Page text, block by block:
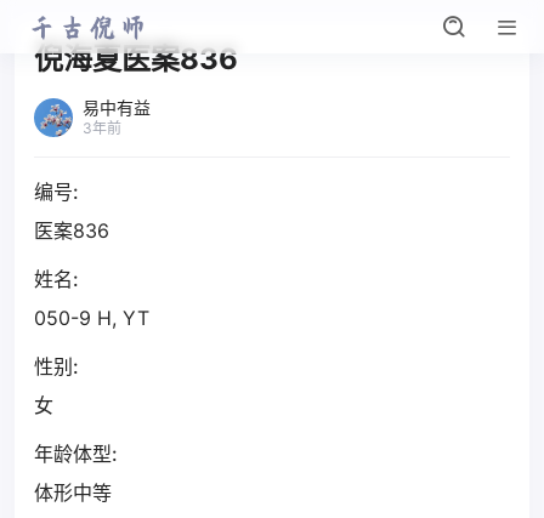
倪海夏医案836
易中有益
3年前
编号:
医案836
姓名:
050-9 H, YT
性别:
女
年龄体型:
体形中等